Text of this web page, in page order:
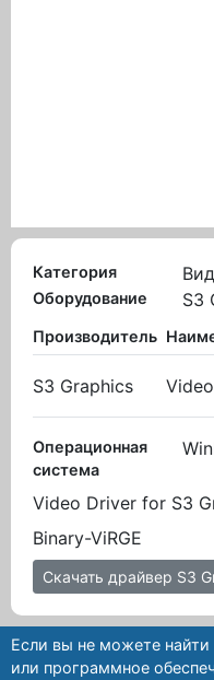
Категория
Оборудование S3
Производитель
S3 Graphics
Операционная
система
Video Driver for S3
Binary-ViRGE
Скачать драйвер S3
Если вы не можете
или программное